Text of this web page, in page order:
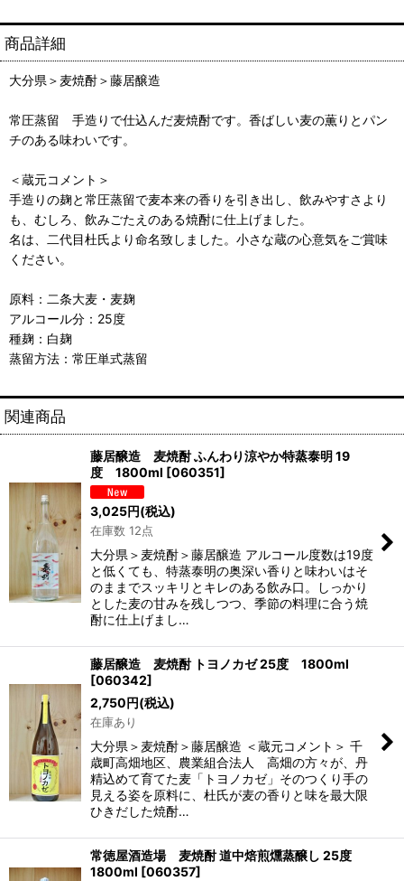
商品詳細
大分県＞麦焼酎＞藤居醸造
常圧蒸留 手造りで仕込んだ麦焼酎です。香ばしい麦の薫りとパン
チのある味わいです。
＜蔵元コメント＞
手造りの麹と常圧蒸留で麦本来の香りを引き出し、飲みやすさより
も、むしろ、飲みごたえのある焼酎に仕上げました。
名は、二代目杜氏より命名致しました。小さな蔵の心意気をご賞味
ください。
原料：二条大麦・麦麹
アルコール分：25度
種麹：白麹
蒸留方法：常圧単式蒸留
関連商品
藤居醸造 麦焼酎 ふんわり涼やか特蒸泰明 19
度 1800ml [060351]
3,025円(税込)
在庫数 12点
大分県＞麦焼酎＞藤居醸造 アルコール度数は19度
と低くても、特蒸泰明の奥深い香りと味わいはそ
のままでスッキリとキレのある飲み口。しっかり
とした麦の甘みを残しつつ、季節の料理に合う焼
酎に仕上げまし…
藤居醸造 麦焼酎 トヨノカゼ 25度 1800ml
[060342]
2,750円(税込)
在庫あり
大分県＞麦焼酎＞藤居醸造 ＜蔵元コメント＞ 千
歳町高畑地区、農業組合法人 高畑の方々が、丹
精込めて育てた麦「トヨノカゼ」そのつくり手の
見える姿を原料に、杜氏が麦の香りと味を最大限
ひきだした焼酎…
常徳屋酒造場 麦焼酎 道中焙煎燻蒸醸し 25度
1800ml [060357]